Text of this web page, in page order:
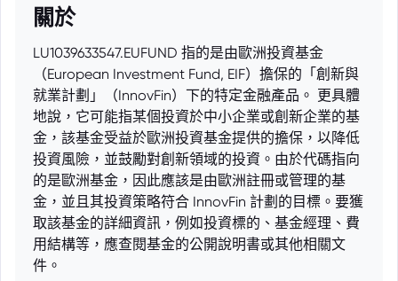
關於
LU1039633547.EUFUND 指的是由歐洲投資基金
（European Investment Fund, EIF）擔保的「創新與
就業計劃」（InnovFin）下的特定金融產品。 更具體
地說，它可能指某個投資於中小企業或創新企業的基
金，該基金受益於歐洲投資基金提供的擔保，以降低
投資風險，並鼓勵對創新領域的投資。由於代碼指向
的是歐洲基金，因此應該是由歐洲註冊或管理的基
金，並且其投資策略符合 InnovFin 計劃的目標。要獲
取該基金的詳細資訊，例如投資標的、基金經理、費
用結構等，應查閱基金的公開說明書或其他相關文
件。